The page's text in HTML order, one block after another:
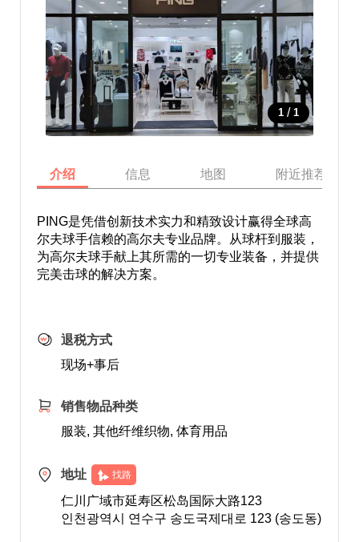
1 / 1
介绍 信息 地图 附近推荐景点
PING是凭借创新技术实力和精致设计赢得全球高
尔夫球手信赖的高尔夫专业品牌。从球杆到服装，
为高尔夫球手献上其所需的一切专业装备，并提供
完美击球的解决方案。
退税方式
现场+事后
销售物品种类
服装, 其他纤维织物, 体育用品
地址 找路
仁川广域市延寿区松岛国际大路123
인천광역시 연수구 송도국제대로 123 (송도동)